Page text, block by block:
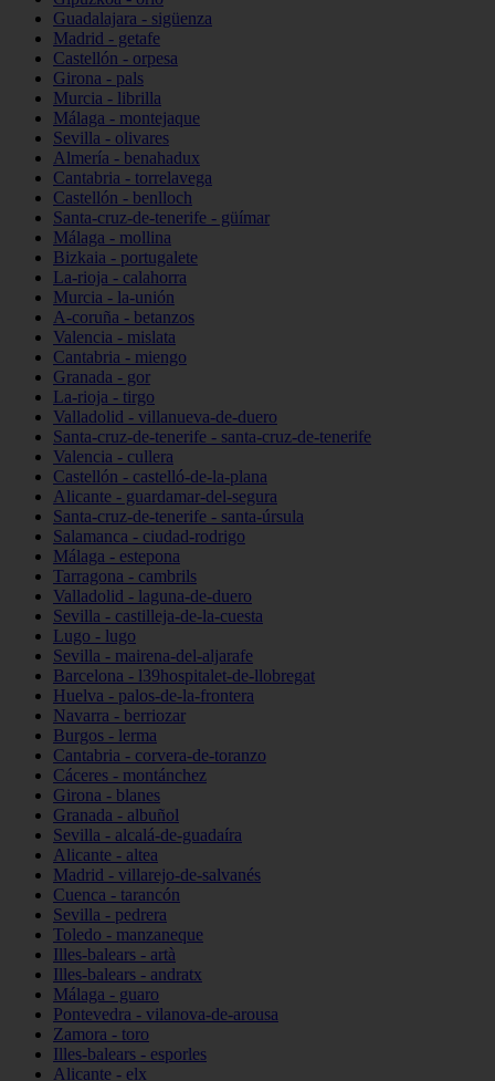
Guadalajara - sigüenza
Madrid - getafe
Castellón - orpesa
Girona - pals
Murcia - librilla
Málaga - montejaque
Sevilla - olivares
Almería - benahadux
Cantabria - torrelavega
Castellón - benlloch
Santa-cruz-de-tenerife - güímar
Málaga - mollina
Bizkaia - portugalete
La-rioja - calahorra
Murcia - la-unión
A-coruña - betanzos
Valencia - mislata
Cantabria - miengo
Granada - gor
La-rioja - tirgo
Valladolid - villanueva-de-duero
Santa-cruz-de-tenerife - santa-cruz-de-tenerife
Valencia - cullera
Castellón - castelló-de-la-plana
Alicante - guardamar-del-segura
Santa-cruz-de-tenerife - santa-úrsula
Salamanca - ciudad-rodrigo
Málaga - estepona
Tarragona - cambrils
Valladolid - laguna-de-duero
Sevilla - castilleja-de-la-cuesta
Lugo - lugo
Sevilla - mairena-del-aljarafe
Barcelona - l39hospitalet-de-llobregat
Huelva - palos-de-la-frontera
Navarra - berriozar
Burgos - lerma
Cantabria - corvera-de-toranzo
Cáceres - montánchez
Girona - blanes
Granada - albuñol
Sevilla - alcalá-de-guadaíra
Alicante - altea
Madrid - villarejo-de-salvanés
Cuenca - tarancón
Sevilla - pedrera
Toledo - manzaneque
Illes-balears - artà
Illes-balears - andratx
Málaga - guaro
Pontevedra - vilanova-de-arousa
Zamora - toro
Illes-balears - esporles
Alicante - elx